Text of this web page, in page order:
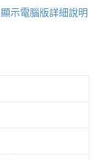
顯示電腦版詳細說明